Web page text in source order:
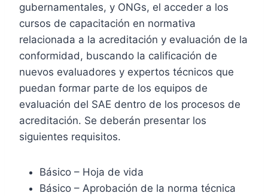
gubernamentales, y ONGs, el acceder a los
cursos de capacitación en normativa
relacionada a la acreditación y evaluación de la
conformidad, buscando la calificación de
nuevos evaluadores y expertos técnicos que
puedan formar parte de los equipos de
evaluación del SAE dentro de los procesos de
acreditación. Se deberán presentar los
siguientes requisitos.
Básico – Hoja de vida
Básico – Aprobación de la norma técnica